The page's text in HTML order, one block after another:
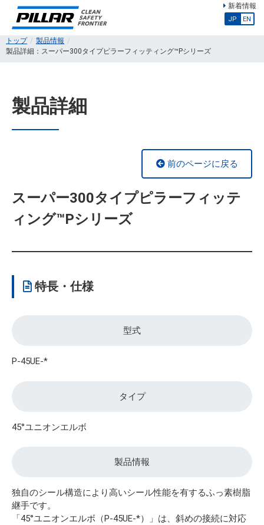
新着情報
JP EN
トップ
製品情報
製品詳細：スーパー300タイプピラーフィッティング™Pシリーズ
製品詳細
前のページに戻る
スーパー300タイプピラーフィッテ
ィング™Pシリーズ
特長・仕様
型式
P-45UE-*
タイプ
45°ユニオンエルボ
製品情報
独自のシール構造により高いシール性能を有するふっ素樹脂
継手です。
「45°ユニオンエルボ（P-45UE-*）」は、斜めの接続に対応